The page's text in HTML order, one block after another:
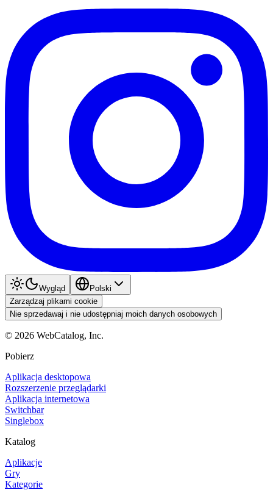
Wygląd
Polski
Zarządzaj plikami cookie
Nie sprzedawaj i nie udostępniaj moich danych osobowych
© 2026 WebCatalog, Inc.
Pobierz
Aplikacja desktopowa
Rozszerzenie przeglądarki
Aplikacja internetowa
Switchbar
Singlebox
Katalog
Aplikacje
Gry
Kategorie